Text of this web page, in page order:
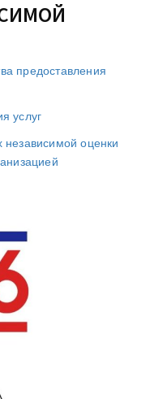
предоставления
услуг
независимой оценки